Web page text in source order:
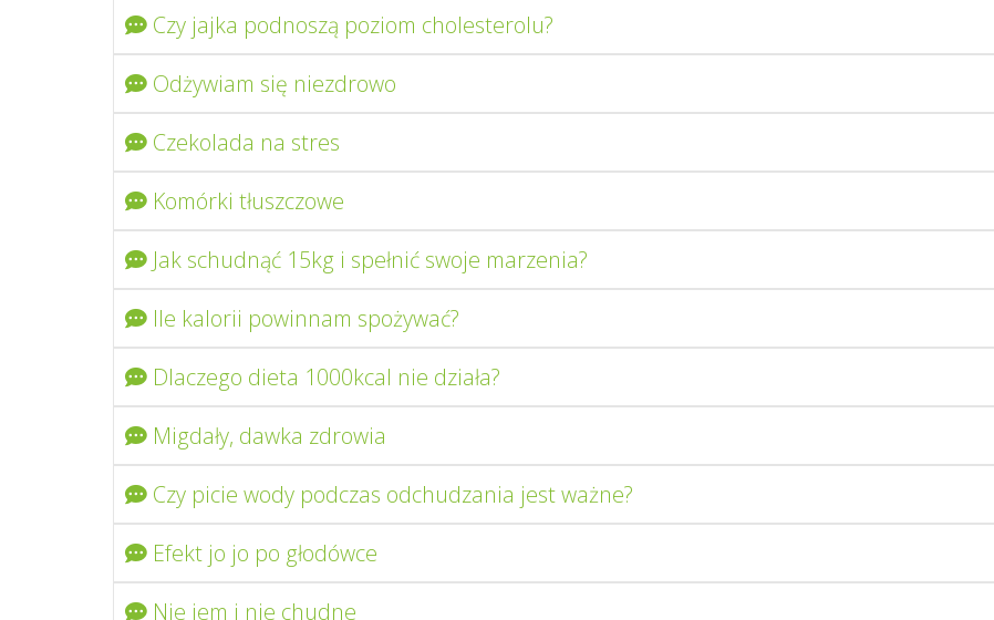
Czy jajka podnoszą poziom cholesterolu?
Odżywiam się niezdrowo
Czekolada na stres
Komórki tłuszczowe
Jak schudnąć 15kg i spełnić swoje marzenia?
Ile kalorii powinnam spożywać?
Dlaczego dieta 1000kcal nie działa?
Migdały, dawka zdrowia
Czy picie wody podczas odchudzania jest ważne?
Efekt jo jo po głodówce
Nie jem i nie chudne